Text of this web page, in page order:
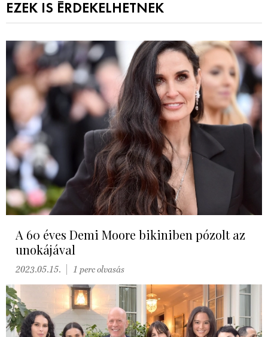
EZEK IS ÉRDEKELHETNEK
A 60 éves Demi Moore bikiniben pózolt az
unokájával
2023.05.15. 1 perc olvasás